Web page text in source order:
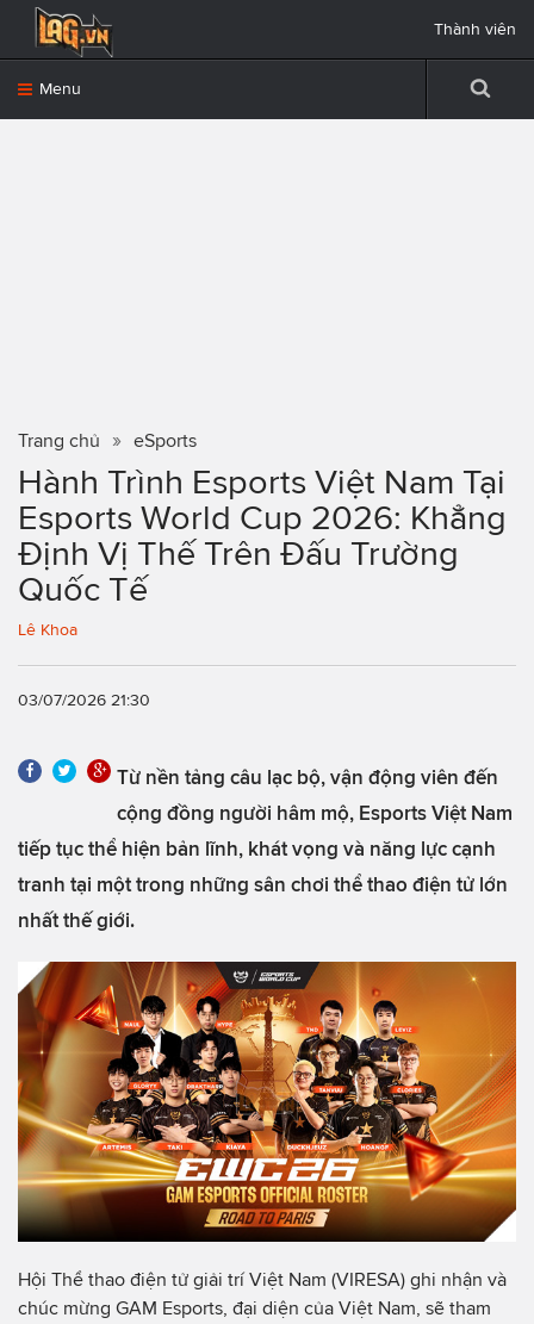
Menu
Thành viên
Trang chủ eSports
Hành Trình Esports Việt Nam Tại
Esports World Cup 2026: Khẳng
Định Vị Thế Trên Đấu Trường
Quốc Tế
Lê Khoa
03/07/2026 21:30
Từ nền tảng câu lạc bộ, vận động viên đến
cộng đồng người hâm mộ, Esports Việt Nam
tiếp tục thể hiện bản lĩnh, khát vọng và năng lực cạnh
tranh tại một trong những sân chơi thể thao điện tử lớn
nhất thế giới.
Hội Thể thao điện tử giải trí Việt Nam (VIRESA) ghi nhận và
chúc mừng GAM Esports, đại diện của Việt Nam, sẽ tham